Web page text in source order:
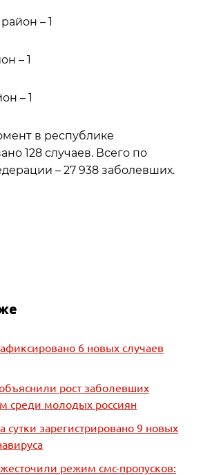
– 1⠀
– 1⠀
– 1
в республике
128 случаев. Всего по
– 27 938 заболевших.
6 новых случаев
рост заболевших
среди молодых россиян
сутки зарегистрировано 9 новых
режим смс-пропусков: